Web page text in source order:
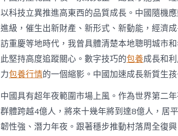
以科技立異推進高東西的品質成長。中國隨機
進級，催生出新財產、新形式、新動能，經濟
訪重慶等地時代，我曾具體清楚本地聰明城市
此堅持高度追蹤關心。數字技巧的包養成長和
力包養行情的一個縮影。中國加速成長新質生
中國具有超年夜範圍市場上風。作為世界第二
群體跨越4億人，將來十幾年將到達8億人，居
韌性強、潛力年夜。跟著穩步推動村落周全復